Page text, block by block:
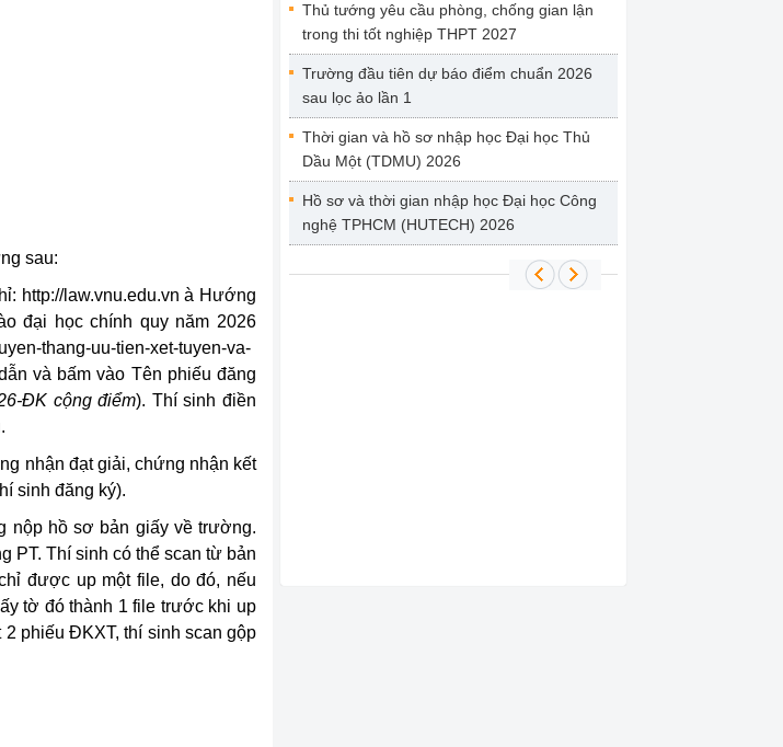
sau:
http://law.vnu.edu.vn à Hướng
đại học chính quy năm 2026
thang-uu-tien-xet-tuyen-va-
và bấm vào Tên phiếu đăng
ĐK cộng điểm). Thí sinh điền
nhận đạt giải, chứng nhận kết
sinh đăng ký).
nộp hồ sơ bản giấy về trường.
PT. Thí sinh có thể scan từ bản
được up một file, do đó, nếu
tờ đó thành 1 file trước khi up
phiếu ĐKXT, thí sinh scan gộp
Thủ tướng yêu cầu phòng, chống gian lận
trong thi tốt nghiệp THPT 2027
Trường đầu tiên dự báo điểm chuẩn 2026
sau lọc ảo lần 1
Thời gian và hồ sơ nhập học Đại học Thủ
Dầu Một (TDMU) 2026
Hồ sơ và thời gian nhập học Đại học Công
nghệ TPHCM (HUTECH) 2026